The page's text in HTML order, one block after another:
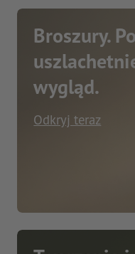
Broszury.
wygląd.
Odkryj teraz